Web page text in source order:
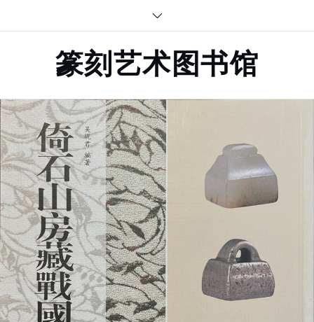
篆刻艺术图书馆